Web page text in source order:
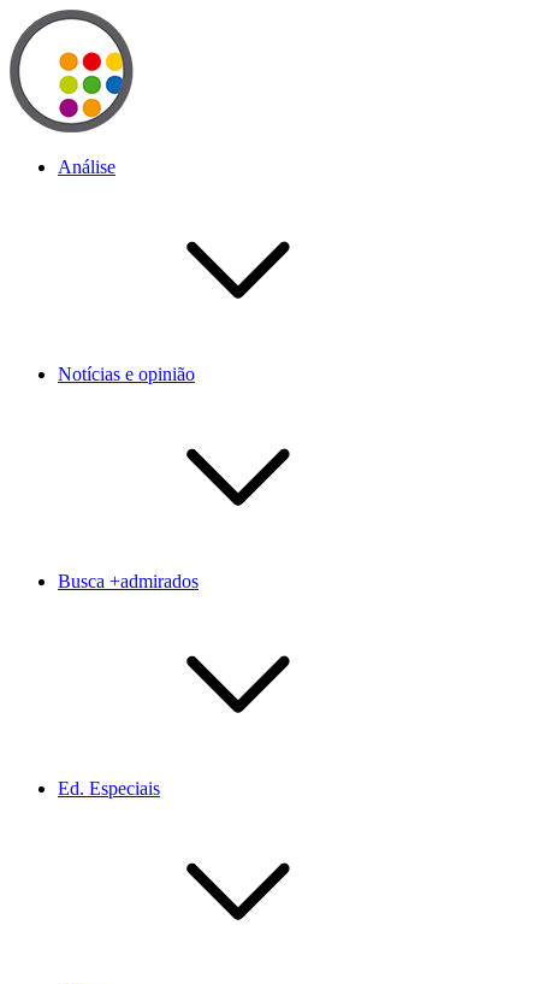
Análise
Notícias e opinião
Busca +admirados
Ed. Especiais